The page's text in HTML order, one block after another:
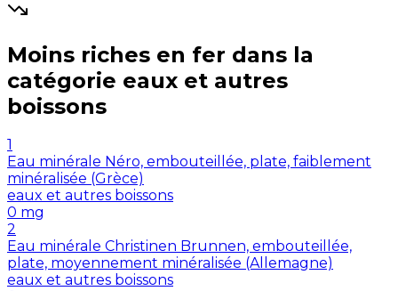
Moins riches en fer dans la
catégorie eaux et autres
boissons
1
Eau minérale Néro, embouteillée, plate, faiblement
minéralisée (Grèce)
eaux et autres boissons
0 mg
2
Eau minérale Christinen Brunnen, embouteillée,
plate, moyennement minéralisée (Allemagne)
eaux et autres boissons